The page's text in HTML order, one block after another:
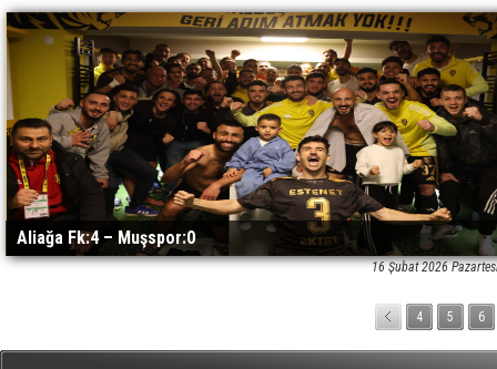
Aliağa Fk:4 – Muşspor:0
16 Şubat 2026
4 5 6